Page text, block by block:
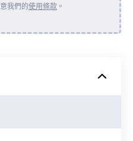
雲端硬碟
我們的使用條款 。